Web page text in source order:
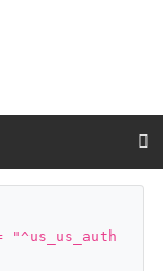
"^us_us_auth